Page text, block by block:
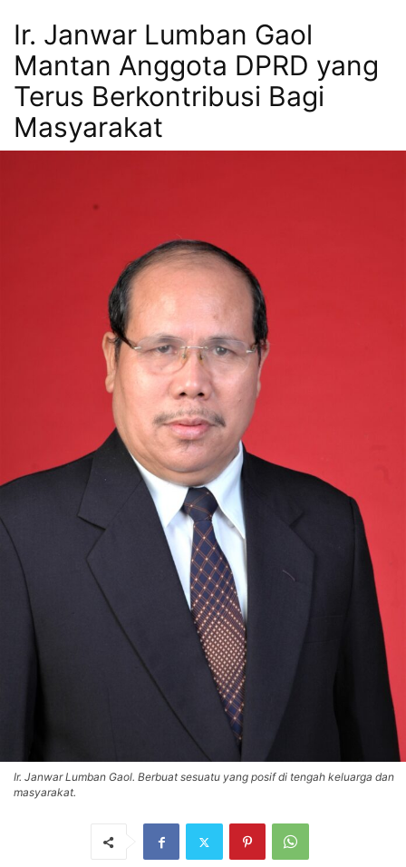
Ir. Janwar Lumban Gaol
Mantan Anggota DPRD yang
Terus Berkontribusi Bagi
Masyarakat
Ir. Janwar Lumban Gaol. Berbuat sesuatu yang posif di tengah keluarga dan
masyarakat.